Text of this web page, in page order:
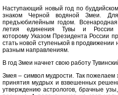
Наступающий новый год по
знаком Черной водяной Змеи.
предъюбилейным годом.
летия единения Тувы и России
которому Указом Президента России
стать новой ступенькой в
разным направлениям.
В год Змеи начнет свою работу
Змея – символ мудрости. Так пожелаем
принятия мудрых и взвешенных
утверждению астрологов, брачные